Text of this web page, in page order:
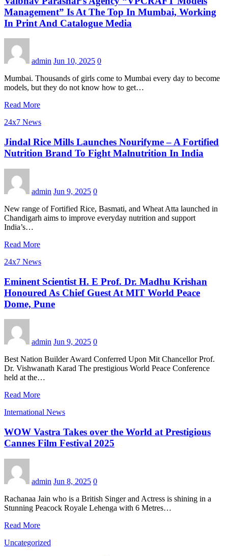
Management” Is At The Top In Mumbai, Working
In Print And Catalogue Media
admin Jun 10, 2025 0
Mumbai. Thousands of girls come to Mumbai every day to become
models, but they do not know how to get…
Read More
24x7 News
Jindal Rice Mills Launches Nourifyme – A Fortified
Nutrition Brand To Fight Malnutrition In India
admin Jun 9, 2025 0
New range of Fortified Rice, Basmati, and Wheat Atta launched in
Chandigarh aims to improve everyday nutrition and support
India’s…
Read More
24x7 News
Eminent Scientist H. E Prof. Dr. Madhu Krishan
Honoured As Chief Guest At MIT World Peace
Dome, Pune
admin Jun 9, 2025 0
Best Nation Builder Award Conferred Upon Mit Chancellor Prof.
Dr. Vishwanath Karad The prestigious World Peace Conference
held at the…
Read More
International News
WOW Vastra Takes over the World at Prestigious
Cannes Film Festival 2025
admin Jun 8, 2025 0
Rachanaa Jain who is a British Singer and Actress is shining in a
Stunning Peacock Royale Lehenga with 6 Metres…
Read More
Uncategorized